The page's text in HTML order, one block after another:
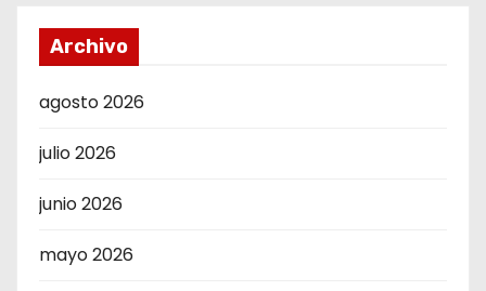
Archivo
agosto 2026
julio 2026
junio 2026
mayo 2026